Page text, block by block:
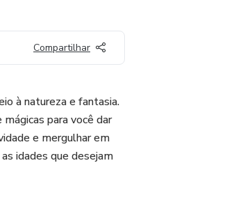
Compartilhar
à natureza e fantasia.
para você dar
e mergulhar em
idades que desejam